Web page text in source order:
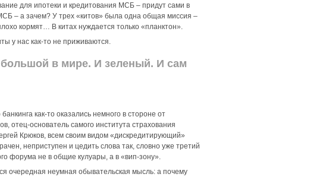
для ипотеки и кредитования МСБ – придут сами в
– а зачем? У трех «китов» была одна общая миссия –
кормят… В китах нуждается только «планктон».
у нас как-то не приживаются.
в мире. И зеленый. И сам
как-то оказались немного в стороне от
отец-основатель самого института страхования
Крюков, всем своим видом «дискредитирующий»
неприступен и цедить слова так, словно уже третий
форума не в общие кулуары, а в «вип-зону».
неумная обывательская мысль: а почему